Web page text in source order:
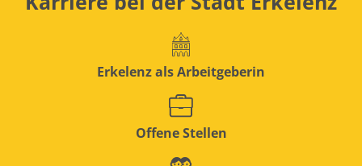
Erkelenz als Arbeitgeberin
Offene Stellen